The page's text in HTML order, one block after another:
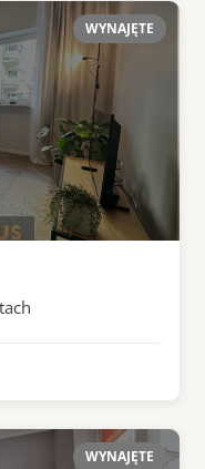
WYNAJĘTE
WYNAJĘTE